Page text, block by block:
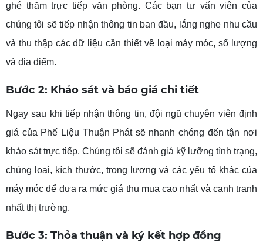
ghé thăm trực tiếp văn phòng. Các bạn tư vấn viên của
chúng tôi sẽ tiếp nhận thông tin ban đầu, lắng nghe nhu cầu
và thu thập các dữ liệu cần thiết về loại máy móc, số lượng
và địa điểm.
Bước 2: Khảo sát và báo giá chi tiết
Ngay sau khi tiếp nhận thông tin, đội ngũ chuyên viên định
giá của Phế Liệu Thuận Phát sẽ nhanh chóng đến tận nơi
khảo sát trực tiếp. Chúng tôi sẽ đánh giá kỹ lưỡng tình trạng,
chủng loại, kích thước, trọng lượng và các yếu tố khác của
máy móc để đưa ra mức giá thu mua cao nhất và cạnh tranh
nhất thị trường.
Bước 3: Thỏa thuận và ký kết hợp đồng